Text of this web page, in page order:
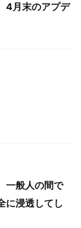
4月末のアプデ
一般人の間で
に浸透してし